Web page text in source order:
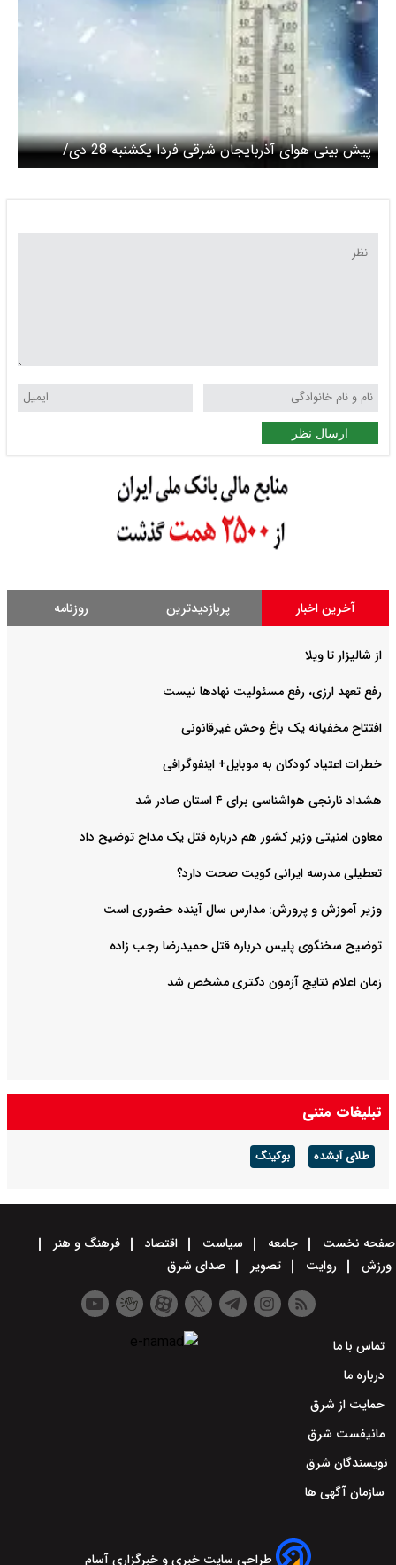
پیش بینی هوای آذربایجان شرقی فردا یکشنبه 28 دی/
ماندگاری هوای سرد طی هفته‌ی جاری
ارسال نظر
آخرین اخبار پربازدیدترین روزنامه
از شالیزار تا ویلا
رفع تعهد ارزی، رفع مسئولیت نهادها نیست
افتتاح مخفیانه یک باغ وحش غیرقانونی
خطرات اعتیاد کودکان به موبایل+ اینفوگرافی
هشداد نارنجی هواشناسی برای ۴ استان صادر شد
معاون امنیتی وزیر کشور هم درباره قتل یک مداح توضیح داد
تعطیلی مدرسه ایرانی کویت صحت دارد؟
وزیر آموزش و پرورش: مدارس سال آینده حضوری است
توضیح سخنگوی پلیس درباره قتل حمیدرضا رجب زاده
زمان اعلام نتایج آزمون دکتری مشخص شد
تبلیغات متنی
طلای آبشده بوکینگ
صفحه نخست جامعه سیاست اقتصاد
فرهنگ و هنر
ورزش
روایت تصویر صدای شرق
تماس با ما
درباره ما
حمایت از شرق
مانیفست شرق
نویسندگان شرق
سازمان آگهی ها
طراحی سایت خبری و خبرگزاری آسام